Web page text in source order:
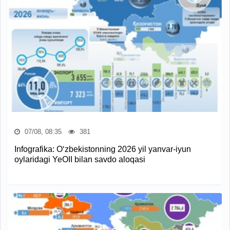
07/08, 08:35 381
Infografika: O‘zbekistonning 2026 yil yanvar-iyun
oylaridagi YeOII bilan savdo aloqasi